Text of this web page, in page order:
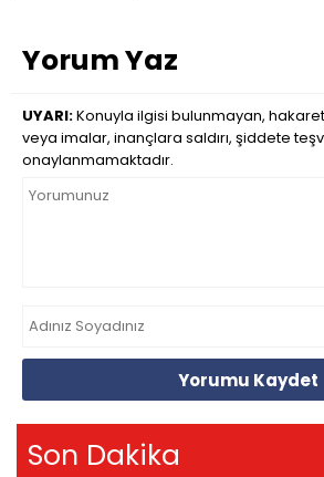
Yorum Yaz
UYARI:Konuyla ilgisi bulunmayan,
veya imalar, inançlara saldırı, şiddete
onaylanmamaktadır.
Yorumu Kaydet
Son Dakika